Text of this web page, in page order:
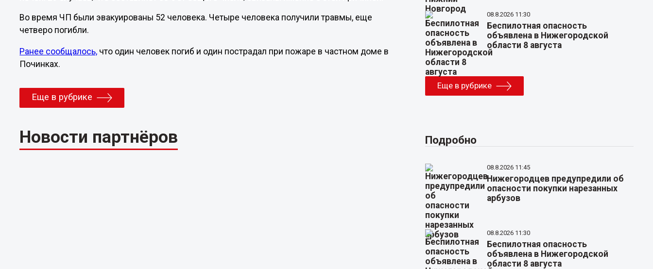
Во время ЧП были эвакуированы 52 человека. Четыре человека получили травмы, еще
четверо погибли.
Ранее сообщалось, что один человек погиб и один пострадал при пожаре в частном доме в
Починках.
Еще в рубрике
Новости партнёров
08.8.2026 11:30
Беспилотная опасность
объявлена в Нижегородской
области 8 августа
Еще в рубрике
Подробно
08.8.2026 11:45
Нижегородцев предупредили об
опасности покупки нарезанных
арбузов
08.8.2026 11:30
Беспилотная опасность
объявлена в Нижегородской
области 8 августа